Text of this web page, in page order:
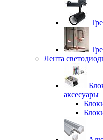
Лента
аксесуары